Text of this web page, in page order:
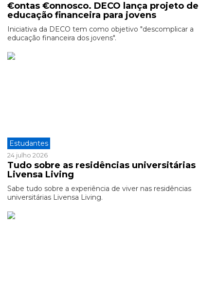
€ontas €onnosco. DECO lança projeto de
educação financeira para jovens
Iniciativa da DECO tem como objetivo "descomplicar a
educação financeira dos jovens".
Estudantes
24 julho 2026
Tudo sobre as residências universitárias
Livensa Living
Sabe tudo sobre a experiência de viver nas residências
universitárias Livensa Living.